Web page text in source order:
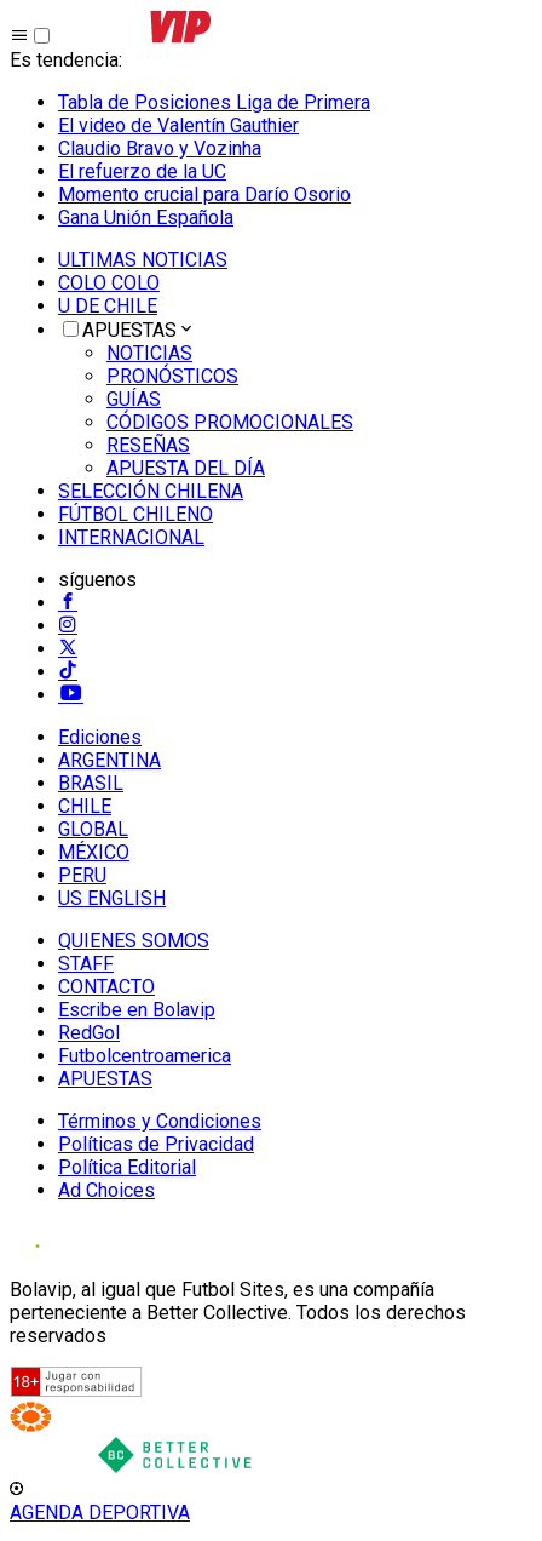
Es tendencia:
Tabla de Posiciones Liga de Primera
El video de Valentín Gauthier
Claudio Bravo y Vozinha
El refuerzo de la UC
Momento crucial para Darío Osorio
Gana Unión Española
ULTIMAS NOTICIAS
COLO COLO
U DE CHILE
APUESTAS
NOTICIAS
PRONÓSTICOS
GUÍAS
CÓDIGOS PROMOCIONALES
RESEÑAS
APUESTA DEL DÍA
SELECCIÓN CHILENA
FÚTBOL CHILENO
INTERNACIONAL
síguenos
Ediciones
ARGENTINA
BRASIL
CHILE
GLOBAL
MÉXICO
PERU
US ENGLISH
QUIENES SOMOS
STAFF
CONTACTO
Escribe en Bolavip
RedGol
Futbolcentroamerica
APUESTAS
Términos y Condiciones
Políticas de Privacidad
Política Editorial
Ad Choices
Bolavip, al igual que Futbol Sites, es una compañía
perteneciente a Better Collective. Todos los derechos
reservados
AGENDA DEPORTIVA